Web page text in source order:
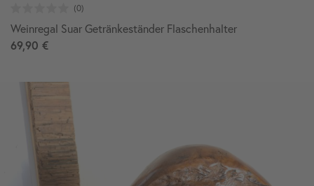
Weinregal Suar Getränkeständer Flaschenhalter
69,90 €